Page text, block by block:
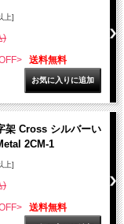
上]
)
送料無料
架 Cross シルバーい
2CM-1
上]
)
送料無料